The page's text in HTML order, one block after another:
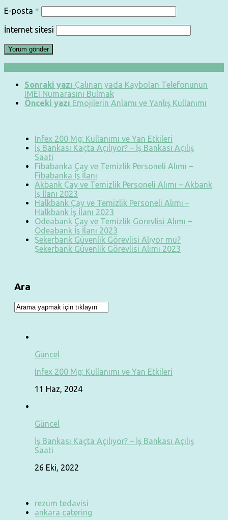
E-posta *
İnternet sitesi
Sonraki yazı Çalınan yada Kaybolan Telefonunun
IMEI Numarasını Bulmak
Önceki yazı Emojilerin Anlamı ve Yanlış Kullanımı
Infex 200 Mg: Kullanımı ve Yan Etkileri
İş Bankası Kaçta Açılıyor? – İş Bankası Açılış
Saati
Fibabanka Çay ve Temizlik Personeli Alımı –
Fibabanka İş İlanı
Akbank Çay ve Temizlik Personeli Alımı – Akbank
İş İlanı 2023
Halkbank Çay ve Temizlik Personeli Alımı –
Halkbank İş İlanı 2023
Odeabank Çay ve Temizlik Görevlisi Alımı –
Odeabank İş İlanı 2023
Şekerbank Güvenlik Görevlisi Alıyor mu?
Şekerbank Güvenlik Görevlisi Alımı 2023
Ara
Güncel
Infex 200 Mg: Kullanımı ve Yan Etkileri
11 Haz, 2024
Güncel
İş Bankası Kaçta Açılıyor? – İş Bankası Açılış
Saati
26 Eki, 2022
rezum tedavisi
ankara catering